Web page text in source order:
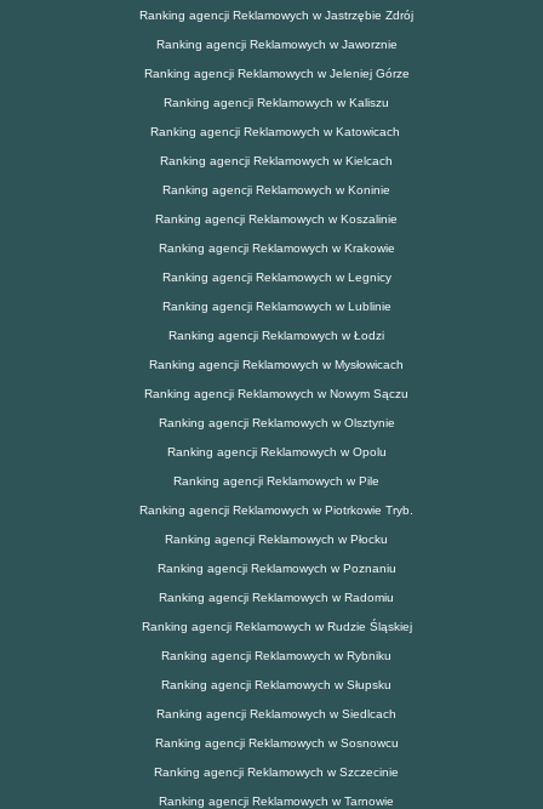
Ranking agencji Reklamowych w Jastrzębie Zdrój
Ranking agencji Reklamowych w Jaworznie
Ranking agencji Reklamowych w Jeleniej Górze
Ranking agencji Reklamowych w Kaliszu
Ranking agencji Reklamowych w Katowicach
Ranking agencji Reklamowych w Kielcach
Ranking agencji Reklamowych w Koninie
Ranking agencji Reklamowych w Koszalinie
Ranking agencji Reklamowych w Krakowie
Ranking agencji Reklamowych w Legnicy
Ranking agencji Reklamowych w Lublinie
Ranking agencji Reklamowych w Łodzi
Ranking agencji Reklamowych w Mysłowicach
Ranking agencji Reklamowych w Nowym Sączu
Ranking agencji Reklamowych w Olsztynie
Ranking agencji Reklamowych w Opolu
Ranking agencji Reklamowych w Pile
Ranking agencji Reklamowych w Piotrkowie Tryb.
Ranking agencji Reklamowych w Płocku
Ranking agencji Reklamowych w Poznaniu
Ranking agencji Reklamowych w Radomiu
Ranking agencji Reklamowych w Rudzie Śląskiej
Ranking agencji Reklamowych w Rybniku
Ranking agencji Reklamowych w Słupsku
Ranking agencji Reklamowych w Siedlcach
Ranking agencji Reklamowych w Sosnowcu
Ranking agencji Reklamowych w Szczecinie
Ranking agencji Reklamowych w Tarnowie